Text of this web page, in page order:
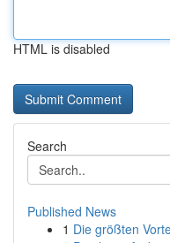
HTML is disabled
Search
Published News
1 Die größten